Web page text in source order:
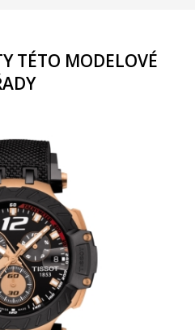
TÉTO MODELOVÉ